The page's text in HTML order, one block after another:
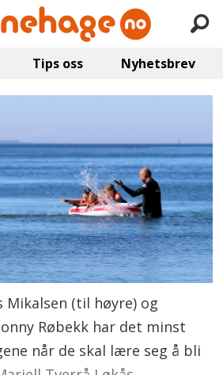
Tips oss Nyhetsbrev
Mikalsen (til høyre) og
Røbekk har det minst
når de skal lære seg å bli